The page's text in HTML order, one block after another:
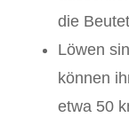
die
Löwen
können
etwa 50